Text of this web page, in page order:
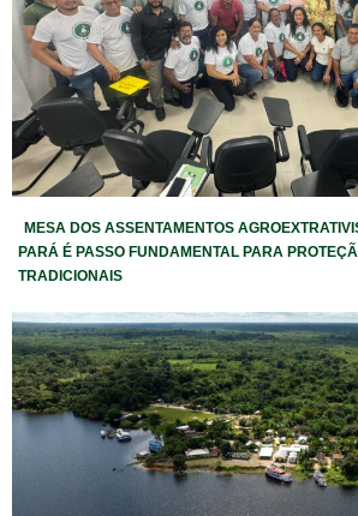
MESA DOS ASSENTAMENTOS
PARÁ É PASSO FUNDAMENTAL PARA
TRADICIONAIS